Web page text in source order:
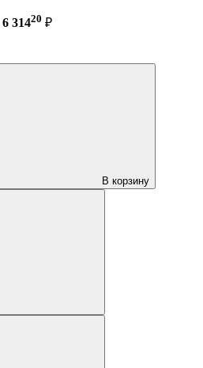
6 31420 ₽
В корзину